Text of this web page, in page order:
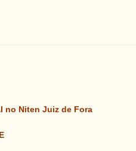
no Niten Juiz de Fora